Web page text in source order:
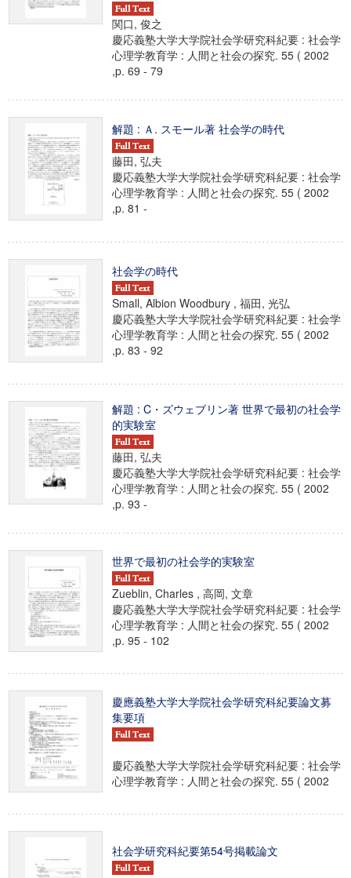
関口, 俊之
慶応義塾大学大学院社会学研究科紀要 : 社会学
心理学教育学 : 人間と社会の探究. 55 ( 2002
,p. 69 - 79
解題 : Ａ. スモール著 社会学の時代
藤田, 弘夫
慶応義塾大学大学院社会学研究科紀要 : 社会学
心理学教育学 : 人間と社会の探究. 55 ( 2002
,p. 81 -
社会学の時代
Small, Albion Woodbury , 福田, 光弘
慶応義塾大学大学院社会学研究科紀要 : 社会学
心理学教育学 : 人間と社会の探究. 55 ( 2002
,p. 83 - 92
解題 : C・ズウェブリン著 世界で最初の社会学
的実験室
藤田, 弘夫
慶応義塾大学大学院社会学研究科紀要 : 社会学
心理学教育学 : 人間と社会の探究. 55 ( 2002
,p. 93 -
世界で最初の社会学的実験室
Zueblin, Charles , 高岡, 文章
慶応義塾大学大学院社会学研究科紀要 : 社会学
心理学教育学 : 人間と社会の探究. 55 ( 2002
,p. 95 - 102
慶應義塾大学大学院社会学研究科紀要論文募
集要項
慶応義塾大学大学院社会学研究科紀要 : 社会学
心理学教育学 : 人間と社会の探究. 55 ( 2002
社会学研究科紀要第54号掲載論文